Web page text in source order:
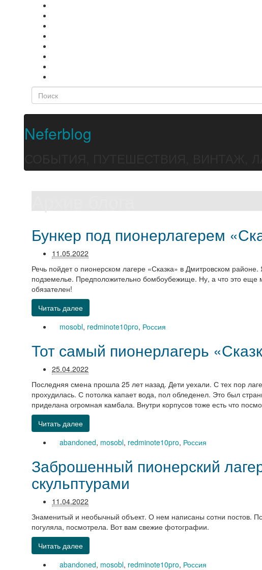
Neferblog
Бункер под пионерлагерем
11.05.2022
Речь пойдет о пионерском лагере «Сказка» в Дмитровском
подземелье. Предположительно бомбоубежище. Ну, а что это
обязателен!
Читать далее
mosobl, redminote10pro, Россия
Тот самый пионерлагерь
25.04.2022
Последняя смена прошла 25 лет назад. Дети уехали. С тех пор
прохудилась. С потолка капает вода, пол обледенел. Это был
приделана огромная камбала. Внутри корпусов тоже есть что
Читать далее
abandoned, mosobl, redminote10pro, Россия
Заброшенный пионерский
скульптурами
11.04.2022
Знаменитый и необычный объект. О нем написаны сотни постов.
погуляла, посмотрела. Вот вам свежие фотографии.
Читать далее
abandoned, mosobl, redminote10pro, Россия